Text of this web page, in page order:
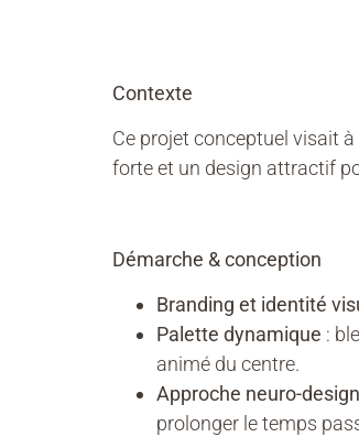
Contexte
Ce projet conceptuel visait à
forte et un design attractif
Démarche & conception
Branding et identité
Palette dynamique :
animé du centre.
Approche neuro-design
prolonger le temps